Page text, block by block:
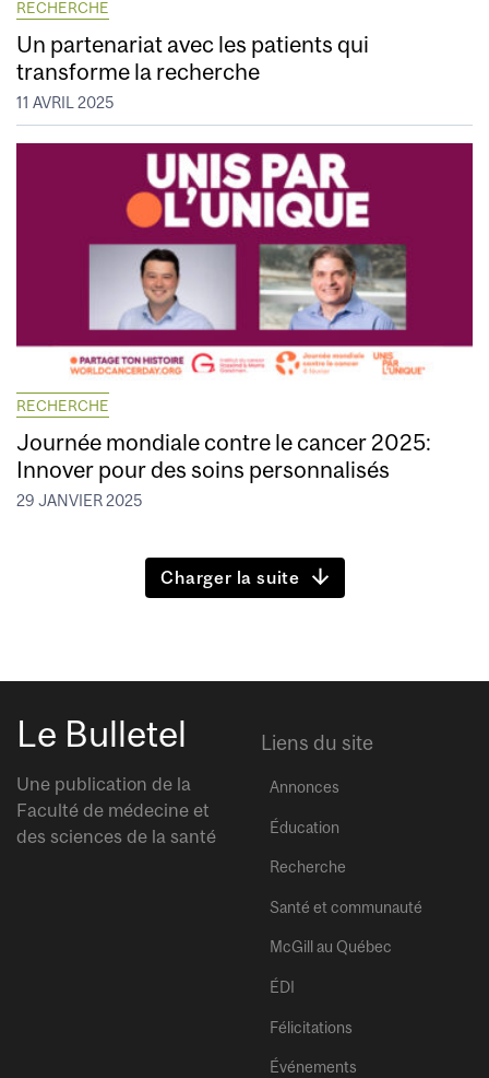
RECHERCHE
Un partenariat avec les patients qui
transforme la recherche
11 AVRIL 2025
RECHERCHE
Journée mondiale contre le cancer 2025:
Innover pour des soins personnalisés
29 JANVIER 2025
Charger la suite
Le Bulletel
Une publication de la
Faculté de médecine et
des sciences de la santé
Liens du site
Annonces
Éducation
Recherche
Santé et communauté
McGill au Québec
ÉDI
Félicitations
Événements